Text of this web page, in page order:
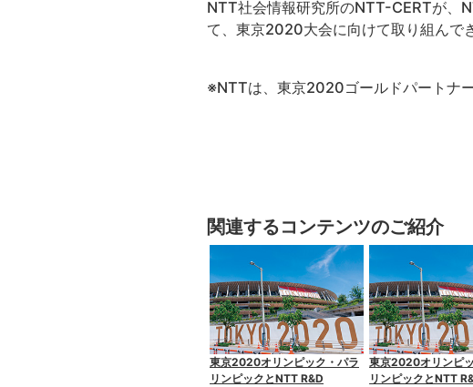
NTT社会情報研究所のNTT-CERTが
て、東京2020大会に向けて取り組んで
※NTTは、東京2020ゴールドパートナ
関連するコンテンツのご紹介
東京2020オリンピック・パラ
リンピックとNTT R&D
東京2020オリンピ
リンピックとNTT